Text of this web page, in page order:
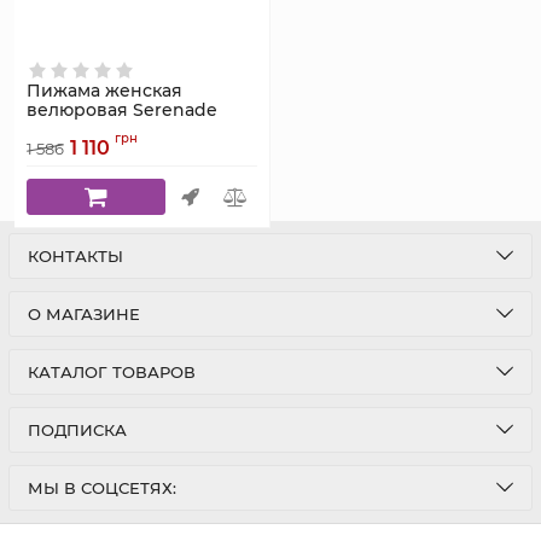
Пижама женская
велюровая Serenade
брюками на
Артикул:5074
1 586 1 110 грн
КОНТАКТЫ
О МАГАЗИНЕ
КАТАЛОГ ТОВАРОВ
ПОДПИСКА
МЫ В СОЦСЕТЯХ: